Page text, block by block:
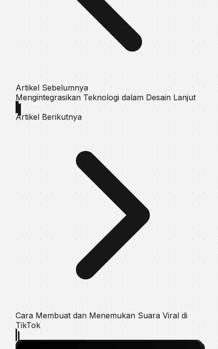
Artikel Sebelumnya
Mengintegrasikan Teknologi dalam Desain Lanjut
Artikel Berikutnya
Cara Membuat dan Menemukan Suara Viral di
TikTok